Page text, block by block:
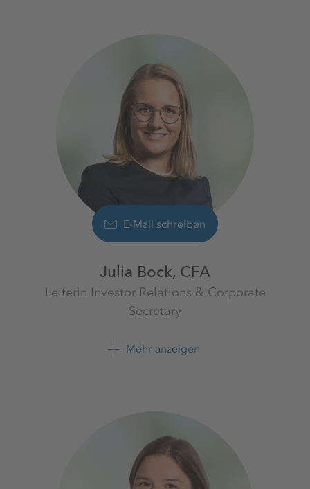
E-Mail schreiben
Julia Bock, CFA
Leiterin Investor Relations & Corporate
Secretary
Investor Relations K+S Aktiengesellschaft
Mehr anzeigen